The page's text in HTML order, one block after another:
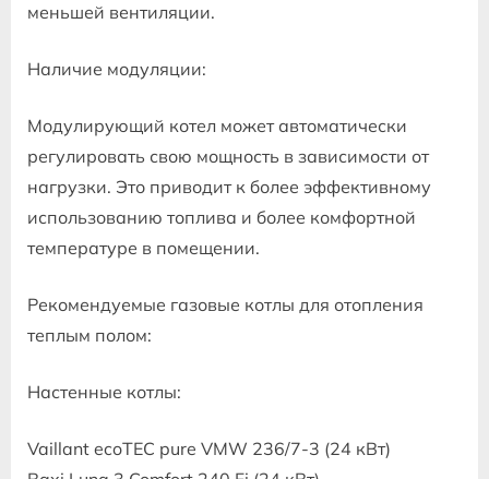
меньшей вентиляции.
Наличие модуляции:
Модулирующий котел может автоматически
регулировать свою мощность в зависимости от
нагрузки. Это приводит к более эффективному
использованию топлива и более комфортной
температуре в помещении.
Рекомендуемые газовые котлы для отопления
теплым полом:
Настенные котлы:
Vaillant ecoTEC pure VMW 236/7-3 (24 кВт)